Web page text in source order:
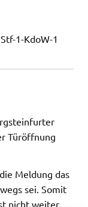
, Stf-1-KdoW-1
Türöffnung
Meldung das
sei. Somit
nicht weiter